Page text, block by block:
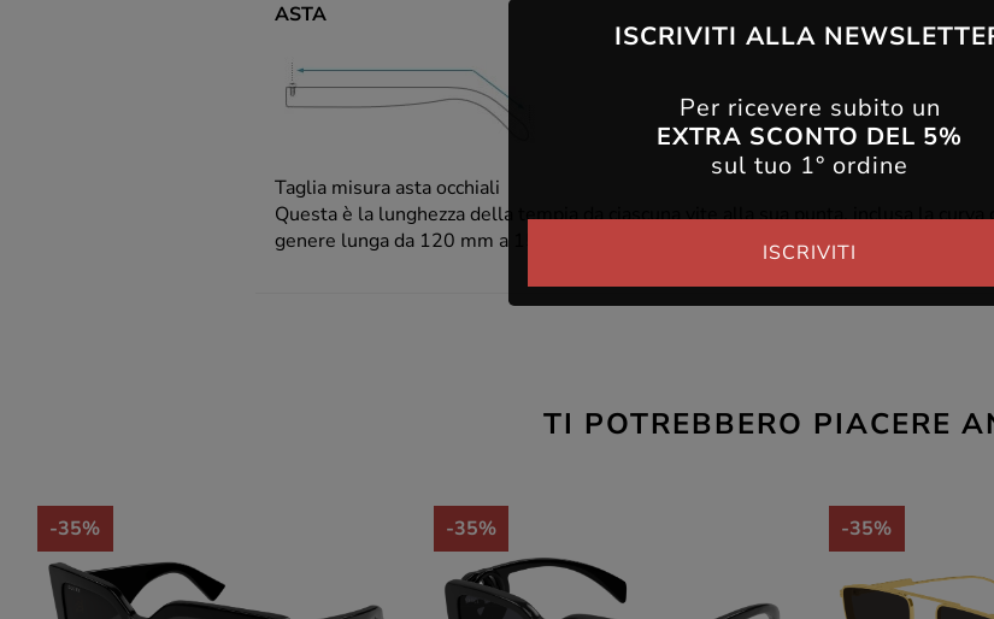
ASTA
Taglia misura asta occhiali
Questa è la lunghezza della tempia da ciascuna vite alla sua punta, inclusa la
genere lunga da 120 mm a 150 mm.
TI POTREBBERO PIACERE
-35% -35% -35%
ISCRIVITI ALLA
Per ricevere subito un
EXTRA SCONTO DEL 5%
sul tuo 1° ordine
ISCRIVITI